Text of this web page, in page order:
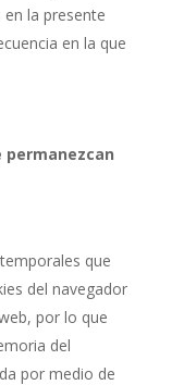
la presente
en la que
permanezcan
que
del navegador
por lo que
del
por medio de